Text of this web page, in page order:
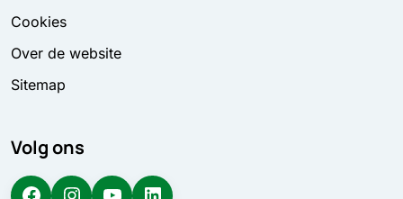
Cookies
Over de website
Sitemap
Volg ons